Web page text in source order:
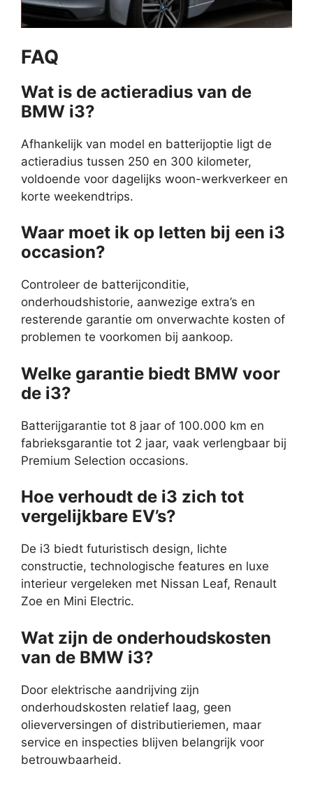
FAQ
Wat is de actieradius van de
BMW i3?
Afhankelijk van model en batterijoptie ligt de
actieradius tussen 250 en 300 kilometer,
voldoende voor dagelijks woon-werkverkeer en
korte weekendtrips.
Waar moet ik op letten bij een i3
occasion?
Controleer de batterijconditie,
onderhoudshistorie, aanwezige extra’s en
resterende garantie om onverwachte kosten of
problemen te voorkomen bij aankoop.
Welke garantie biedt BMW voor
de i3?
Batterijgarantie tot 8 jaar of 100.000 km en
fabrieksgarantie tot 2 jaar, vaak verlengbaar bij
Premium Selection occasions.
Hoe verhoudt de i3 zich tot
vergelijkbare EV’s?
De i3 biedt futuristisch design, lichte
constructie, technologische features en luxe
interieur vergeleken met Nissan Leaf, Renault
Zoe en Mini Electric.
Wat zijn de onderhoudskosten
van de BMW i3?
Door elektrische aandrijving zijn
onderhoudskosten relatief laag, geen
olieverversingen of distributieriemen, maar
service en inspecties blijven belangrijk voor
betrouwbaarheid.